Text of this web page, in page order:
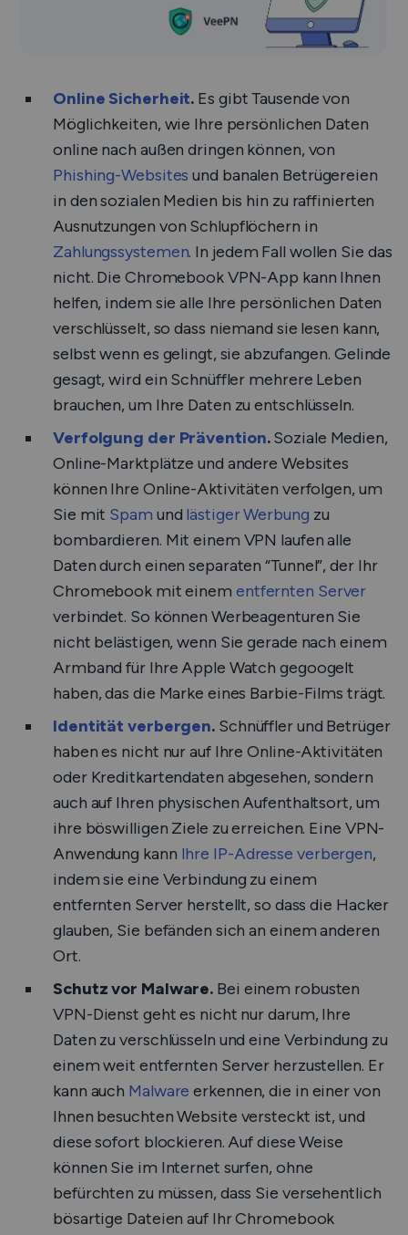
Online Sicherheit. Es gibt Tausende von
Möglichkeiten, wie Ihre persönlichen Daten
online nach außen dringen können, von
Phishing-Websites und banalen Betrügereien
in den sozialen Medien bis hin zu raffinierten
Ausnutzungen von Schlupflöchern in
Zahlungssystemen. In jedem Fall wollen Sie das
nicht. Die Chromebook VPN-App kann Ihnen
helfen, indem sie alle Ihre persönlichen Daten
verschlüsselt, so dass niemand sie lesen kann,
selbst wenn es gelingt, sie abzufangen. Gelinde
gesagt, wird ein Schnüffler mehrere Leben
brauchen, um Ihre Daten zu entschlüsseln.
Verfolgung der Prävention.Soziale Medien,
Online-Marktplätze und andere Websites
können Ihre Online-Aktivitäten verfolgen, um
Sie mit Spam und lästiger Werbung zu
bombardieren. Mit einem VPN laufen alle
Daten durch einen separaten “Tunnel”, der Ihr
Chromebook mit einem entfernten Server
verbindet. So können Werbeagenturen Sie
nicht belästigen, wenn Sie gerade nach einem
Armband für Ihre Apple Watch gegoogelt
haben, das die Marke eines Barbie-Films trägt.
Identität verbergen. Schnüffler und Betrüger
haben es nicht nur auf Ihre Online-Aktivitäten
oder Kreditkartendaten abgesehen, sondern
auch auf Ihren physischen Aufenthaltsort, um
ihre böswilligen Ziele zu erreichen. Eine VPN-
Anwendung kann Ihre IP-Adresse verbergen,
indem sie eine Verbindung zu einem
entfernten Server herstellt, so dass die Hacker
glauben, Sie befänden sich an einem anderen
Ort.
Schutz vor Malware. Bei einem robusten
VPN-Dienst geht es nicht nur darum, Ihre
Daten zu verschlüsseln und eine Verbindung zu
einem weit entfernten Server herzustellen. Er
kann auch Malware erkennen, die in einer von
Ihnen besuchten Website versteckt ist, und
diese sofort blockieren. Auf diese Weise
können Sie im Internet surfen, ohne
befürchten zu müssen, dass Sie versehentlich
bösartige Dateien auf Ihr Chromebook